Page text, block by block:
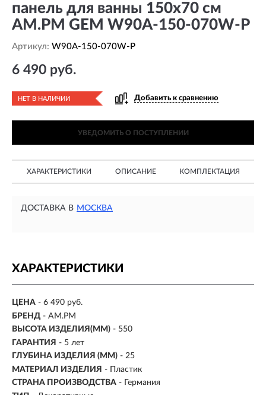
панель для ванны 150х70 см
AM.PM GEM W90A-150-070W-P
Артикул: W90A-150-070W-P
6 490 руб.
НЕТ В НАЛИЧИИ Добавить к сравнению
УВЕДОМИТЬ О ПОСТУПЛЕНИИ
ХАРАКТЕРИСТИКИ ОПИСАНИЕ КОМПЛЕКТАЦИЯ
ДОСТАВКА В МОСКВА
ХАРАКТЕРИСТИКИ
ЦЕНА - 6 490 руб.
БРЕНД - AM.PM
ВЫСОТА ИЗДЕЛИЯ(ММ) - 550
ГАРАНТИЯ - 5 лет
ГЛУБИНА ИЗДЕЛИЯ (ММ) - 25
МАТЕРИАЛ ИЗДЕЛИЯ - Пластик
СТРАНА ПРОИЗВОДСТВА - Германия